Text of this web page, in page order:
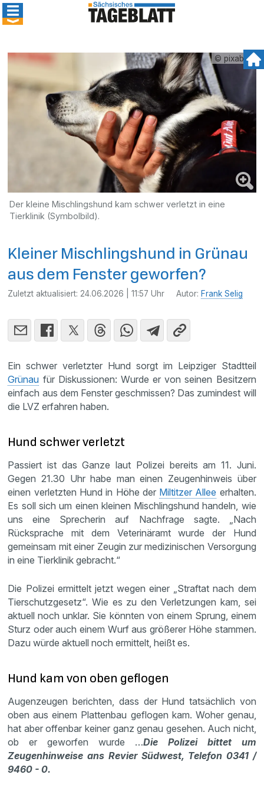
© pixabay
Der kleine Mischlingshund kam schwer verletzt in eine
Tierklinik (Symbolbild).
Kleiner Mischlingshund in Grünau
aus dem Fenster geworfen?
Zuletzt aktualisiert: 24.06.2026 | 11:57 Uhr Autor: Frank Selig
Ein schwer verletzter Hund sorgt im Leipziger Stadtteil
Grünau für Diskussionen: Wurde er von seinen Besitzern
einfach aus dem Fenster geschmissen? Das zumindest will
die LVZ erfahren haben.
Hund schwer verletzt
Passiert ist das Ganze laut Polizei bereits am 11. Juni.
Gegen 21.30 Uhr habe man einen Zeugenhinweis über
einen verletzten Hund in Höhe der Miltitzer Allee erhalten.
Es soll sich um einen kleinen Mischlingshund handeln, wie
uns eine Sprecherin auf Nachfrage sagte. „Nach
Rücksprache mit dem Veterinäramt wurde der Hund
gemeinsam mit einer Zeugin zur medizinischen Versorgung
in eine Tierklinik gebracht.“
Die Polizei ermittelt jetzt wegen einer „Straftat nach dem
Tierschutzgesetz“. Wie es zu den Verletzungen kam, sei
aktuell noch unklar. Sie könnten von einem Sprung, einem
Sturz oder auch einem Wurf aus größerer Höhe stammen.
Dazu würde aktuell noch ermittelt, heißt es.
Hund kam von oben geflogen
Augenzeugen berichten, dass der Hund tatsächlich von
oben aus einem Plattenbau geflogen kam. Woher genau,
hat aber offenbar keiner ganz genau gesehen. Auch nicht,
ob er geworfen wurde …Die Polizei bittet um
Zeugenhinweise ans Revier Südwest, Telefon 0341 /
9460 - 0.